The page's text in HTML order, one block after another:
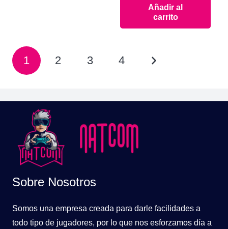
original
actual
es:
Añadir al
carrito
Paginación
de
1 2 3 4
Sobre Nosotros
Somos una empresa creada para darle facilidades a
todo tipo de jugadores, por lo que nos esforzamos día a